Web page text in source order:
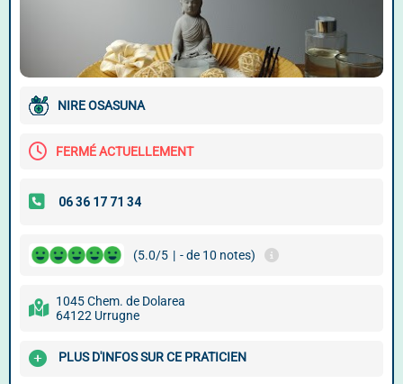
NIRE OSASUNA
FERMÉ ACTUELLEMENT
(5.0/5 | - de 10 notes)
1045 Chem. de Dolarea
64122 Urrugne
PLUS D'INFOS SUR CE PRATICIEN